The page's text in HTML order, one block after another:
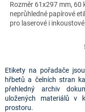
Rozměr 61x297 mm, 60
neprůhledné papírové
pro laserové i
Etikety na pořadače
hřbetů a čelních stran
přehledný archiv
uložených materiálů v
prostoru.